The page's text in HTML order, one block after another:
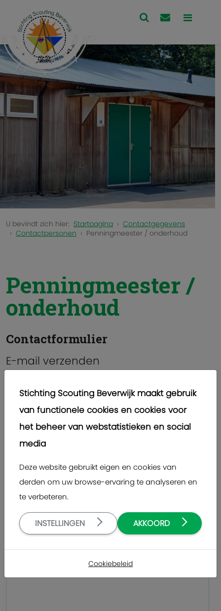
U bevindt zich hier: Startpagina
Contactgegevens
Contactpersonen
Penningmeester / onderhoud
Penningmeester /
onderhoud
Contactformulier
E-mail verzenden
Naam*
E-mailadres
Onderwerp*
Bericht*
Stichting Scouting Beverwijk maakt gebruik
van functionele cookies en cookies voor
het beheer van webstatistieken en social
media
Deze website gebruikt eigen en cookies van
derden om uw browse-ervaring te analyseren en
te verbeteren.
INSTELLINGEN AKKOORD
Cookiebeleid